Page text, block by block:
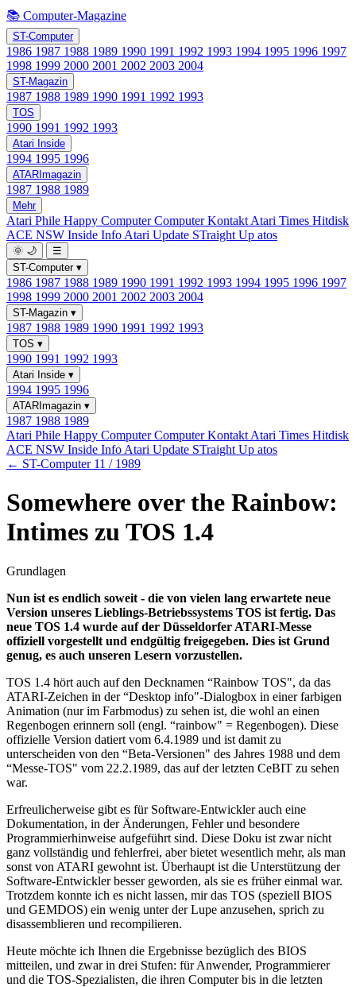
📚 Computer-Magazine
ST-Computer
1986 1987 1988 1989 1990 1991 1992 1993 1994 1995 1996 1997
1998 1999 2000 2001 2002 2003 2004
ST-Magazin
1987 1988 1989 1990 1991 1992 1993
TOS
1990 1991 1992 1993
Atari Inside
1994 1995 1996
ATARImagazin
1987 1988 1989
Mehr
Atari Phile Happy ComputerComputer Kontakt Atari Times Hitdisk
ACE NSW Inside Info Atari Update STraight Up atos
🌞 🌙
☰
ST-Computer ▾
1986 1987 1988 1989 1990 1991 1992 1993 1994 1995 1996 1997
1998 1999 2000 2001 2002 2003 2004
ST-Magazin ▾
1987 1988 1989 1990 1991 1992 1993
TOS ▾
1990 1991 1992 1993
Atari Inside ▾
1994 1995 1996
ATARImagazin ▾
1987 1988 1989
Atari Phile Happy ComputerComputer Kontakt Atari Times Hitdisk
ACE NSW Inside Info Atari Update STraight Up atos
← ST-Computer 11 / 1989
Somewhere over the Rainbow:
Intimes zu TOS 1.4
Grundlagen
Nun ist es endlich soweit - die von vielen lang erwartete neue
Version unseres Lieblings-Betriebssystems TOS ist fertig. Das
neue TOS 1.4 wurde auf der Düsseldorfer ATARI-Messe
offiziell vorgestellt und endgültig freigegeben. Dies ist Grund
genug, es auch unseren Lesern vorzustellen.
TOS 1.4 hört auch auf den Decknamen “Rainbow TOS", da das
ATARI-Zeichen in der “Desktop info"-Dialogbox in einer farbigen
Animation (nur im Farbmodus) zu sehen ist, die wohl an einen
Regenbogen erinnern soll (engl. “rainbow" = Regenbogen). Diese
offizielle Version datiert vom 6.4.1989 und ist damit zu
unterscheiden von den “Beta-Versionen" des Jahres 1988 und dem
“Messe-TOS" vom 22.2.1989, das auf der letzten CeBIT zu sehen
war.
Erfreulicherweise gibt es für Software-Entwickler auch eine
Dokumentation, in der Änderungen, Fehler und besondere
Programmierhinweise aufgeführt sind. Diese Doku ist zwar nicht
ganz vollständig und fehlerfrei, aber bietet wesentlich mehr, als man
sonst von ATARI gewohnt ist. Überhaupt ist die Unterstützung der
Software-Entwickler besser geworden, als sie es früher einmal war.
Trotzdem konnte ich es nicht lassen, mir das TOS (speziell BIOS
und GEMDOS) ein wenig unter der Lupe anzusehen, sprich zu
disassemblieren und recompilieren.
Heute möchte ich Ihnen die Ergebnisse bezüglich des BIOS
mitteilen, und zwar in drei Stufen: für Anwender, Programmierer
und die TOS-Spezialisten, die ihren Computer bis in die letzten